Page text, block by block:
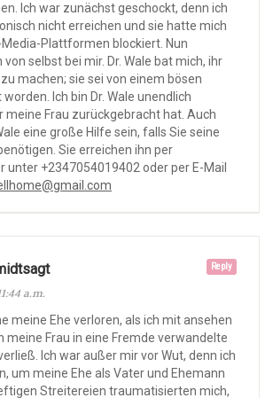
Ich war zunächst geschockt, denn ich
nicht erreichen und sie hatte mich
Plattformen blockiert. Nun
selbst bei mir. Dr. Wale bat mich, ihr
machen; sie sei von einem bösen
Ich bin Dr. Wale unendlich
meine Frau zurückgebracht hat. Auch
eine große Hilfe sein, falls Sie seine
Sie erreichen ihn per
unter +2347054019402 oder per E-Mail
Reply
a.m.
meine Ehe verloren, als ich mit ansehen
meine Frau in eine Fremde verwandelte
Ich war außer mir vor Wut, denn ich
um meine Ehe als Vater und Ehemann
Streitereien traumatisierten mich,